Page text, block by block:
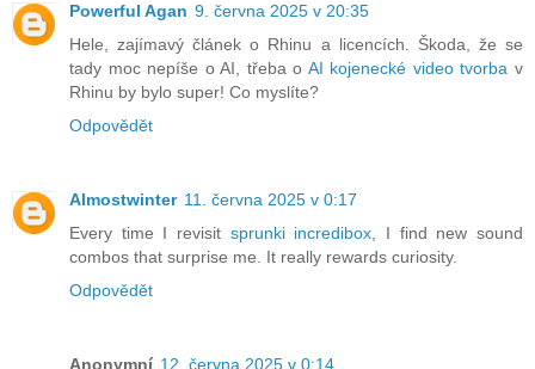
Powerful Agan 9. června 2025 v 20:35
Hele, zajímavý článek o Rhinu a licencích. Škoda, že se
tady moc nepíše o AI, třeba o AI kojenecké video tvorba v
Rhinu by bylo super! Co myslíte?
Odpovědět
Almostwinter 11. června 2025 v 0:17
Every time I revisit sprunki incredibox , I find new sound
combos that surprise me. It really rewards curiosity.
Odpovědět
Anonymní 12. června 2025 v 0:14